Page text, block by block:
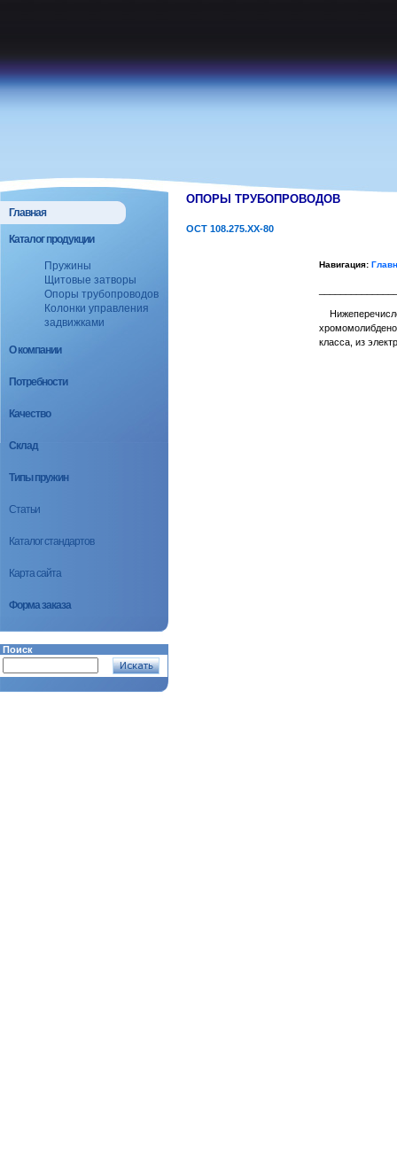
Главная
Каталог продукции
Пружины
Щитовые затворы
Опоры трубопроводов
Колонки управления
задвижками
О компании
Потребности
Качество
Склад
Типы пружин
Статьи
Каталог стандартов
Карта сайта
Форма заказа
Поиск
ОПОРЫ ТРУБОПРОВОДОВ
ОСТ 108.275.ХХ-80
Навигация:
класса, из